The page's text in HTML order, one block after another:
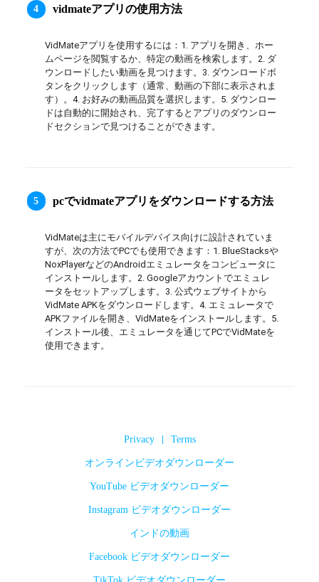
4 vidmateアプリの使用方法
VidMateアプリを使用するには：1. アプリを開き、ホー
ムページを閲覧するか、特定の動画を検索します。2. ダ
ウンロードしたい動画を見つけます。3. ダウンロードボ
タンをクリックします（通常、動画の下部に表示されま
す）。4. お好みの動画品質を選択します。5. ダウンロー
ドは自動的に開始され、完了するとアプリのダウンロー
ドセクションで見つけることができます。
5 pcでvidmateアプリをダウンロードする方法
VidMateは主にモバイルデバイス向けに設計されていま
すが、次の方法でPCでも使用できます：1. BlueStacksや
NoxPlayerなどのAndroidエミュレータをコンピュータに
インストールします。2. Googleアカウントでエミュレ
ータをセットアップします。3. 公式ウェブサイトから
VidMate APKをダウンロードします。4. エミュレータで
APKファイルを開き、VidMateをインストールします。5.
インストール後、エミュレータを通じてPCでVidMateを
使用できます。
Privacy | Terms
オンラインビデオダウンローダー
YouTube ビデオダウンローダー
Instagram ビデオダウンローダー
インドの動画
Facebook ビデオダウンローダー